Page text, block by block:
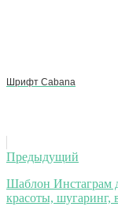
Шрифт Cabana
Навигация
по
записям
Предыдущий
Шаблон Инстаграм
красоты, шугаринг,